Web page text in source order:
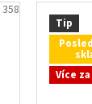
358
Tip
Více